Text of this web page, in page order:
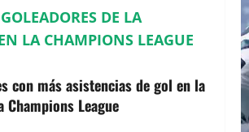
DE LA
LA CHAMPIONS LEAGUE
con más asistencias de gol en la
League